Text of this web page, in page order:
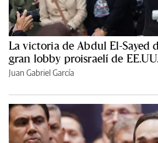
La victoria de Abdul El-Sayed
gran lobby proisraelí de
Juan Gabriel García